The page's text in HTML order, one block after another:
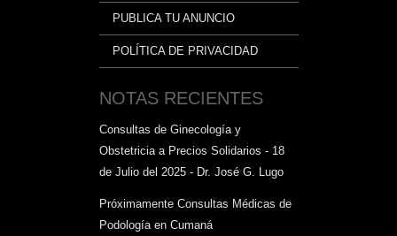
PUBLICA TU ANUNCIO
POLÍTICA DE PRIVACIDAD
NOTAS RECIENTES
Consultas de Ginecología y
Obstetricia a Precios Solidarios - 18
de Julio del 2025 - Dr. José G. Lugo
Próximamente Consultas Médicas de
Podología en Cumaná